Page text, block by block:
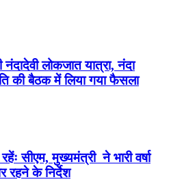
लोकजात यात्रा, नंदा
की बैठक में लिया गया फैसला
सीएम, मुख्यमंत्री ने भारी वर्षा
रहने के निर्देश